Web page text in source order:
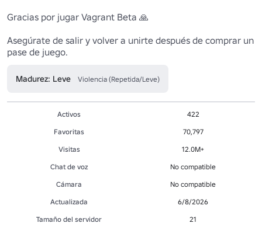
Gracias por jugar Vagrant Beta 🙏
Asegúrate de salir y volver a unirte después de comprar un
pase de juego.
Madurez: Leve Violencia (Repetida/Leve)
Activos
422
Favoritas
70,797
Visitas
12.0M+
Chat de voz
No compatible
Cámara
No compatible
Actualizada
6/8/2026
Tamaño del servidor
21